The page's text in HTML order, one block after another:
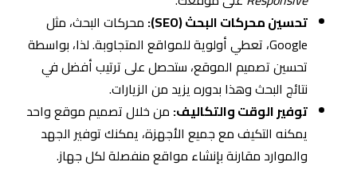
تحسين محركات البحث (SEO):
محركات البحث، مثل
Google، تعطي أولوية للمواقع المتجاوبة. لذا، بواسطة
تحسين تصميم الموقع، ستحصل على ترتيب أفضل في
نتائج البحث وهذا بدوره يزيد من الزيارات.
توفير الوقت والتكاليف: من خلال تصميم موقع واحد
يمكنه التكيف مع جميع الأجهزة، يمكنك توفير الجهد
والموارد مقارنة بإنشاء مواقع منفصلة لكل جهاز.